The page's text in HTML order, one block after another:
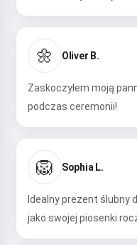
🌼 Oliver B.
Zaskoczyłem moją
podczas ceremonii!
🦁 Sophia L.
Idealny prezent ślubny
jako swojej piosenki